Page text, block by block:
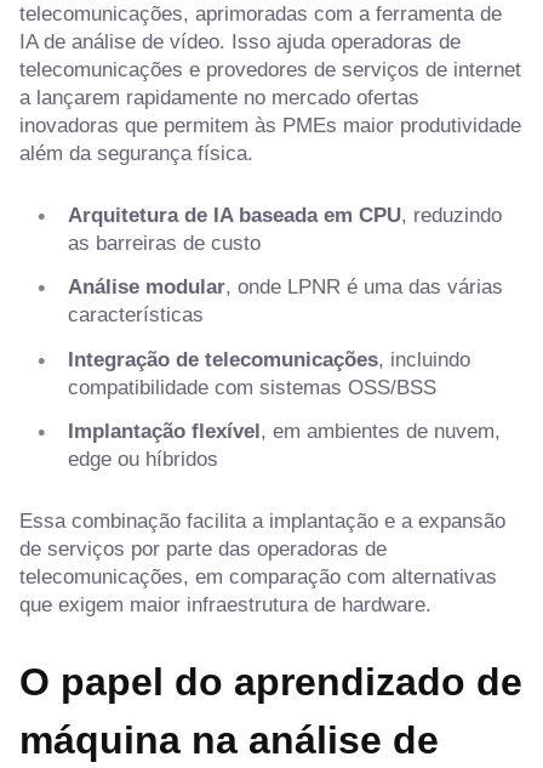
telecomunicações, aprimoradas com a ferramenta de
IA de análise de vídeo. Isso ajuda operadoras de
telecomunicações e provedores de serviços de internet
a lançarem rapidamente no mercado ofertas
inovadoras que permitem às PMEs maior produtividade
além da segurança física.
Arquitetura de IA baseada em CPU, reduzindo
as barreiras de custo
Análise modular, onde LPNR é uma das várias
características
Integração de telecomunicações, incluindo
compatibilidade com sistemas OSS/BSS
Implantação flexível , em ambientes de nuvem,
edge ou híbridos
Essa combinação facilita a implantação e a expansão
de serviços por parte das operadoras de
telecomunicações, em comparação com alternativas
que exigem maior infraestrutura de hardware.
O papel do aprendizado de
máquina na análise de